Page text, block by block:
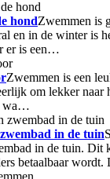
hondZwemmen is
en in de winter is
er is een…
Zwemmen is een
om lekker naar
wa…
in de tuin
in de tuin. Dit
betaalbaar